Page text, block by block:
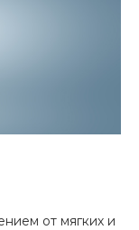
от мягких и